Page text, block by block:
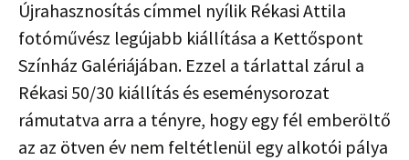
Újrahasznosítás címmel nyílik Rékasi Attila
fotóművész legújabb kiállítása a Kettőspont
Színház Galériájában. Ezzel a tárlattal zárul a
Rékasi 50/30 kiállítás és eseménysorozat
rámutatva arra a tényre, hogy egy fél emberöltő
az az ötven év nem feltétlenül egy alkotói pálya